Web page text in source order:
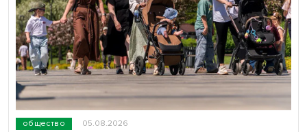
общество 05.08.2026